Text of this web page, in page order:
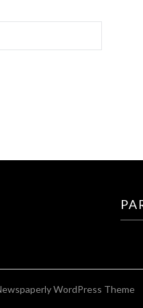
WordPress Theme